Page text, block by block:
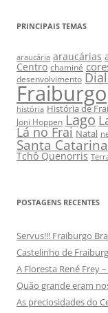
PRINCIPAIS TEMAS
araucária araucárias
Centro chaminé
desenvolvimento
Fraiburgo
história História de
Joni Hoppen Lago
Lá no Frai Natal
Santa Catarina
Tchô Quenorris
POSTAGENS RECENTES
Servus!!! Fraiburgo
Castelinho de
A Floresta René Frey
Quão grande eram
As preciosidades do